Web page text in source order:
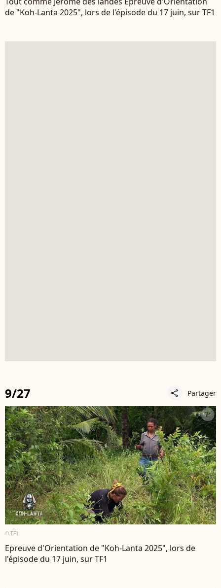
de "Koh-Lanta 2025", lors de l'épisode du 17 juin, sur TF1
9/27 share Partager
© TF1
Epreuve d'Orientation de "Koh-Lanta 2025", lors de
l'épisode du 17 juin, sur TF1